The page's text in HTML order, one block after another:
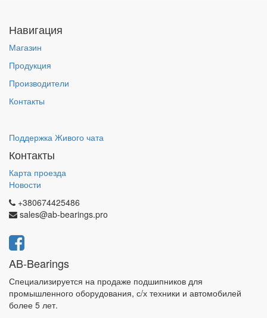
Навигация
Магазин
Продукция
Производители
Контакты
Поддержка Живого чата
Контакты
Карта проезда
Новости
+380674425486
sales@ab-bearings.pro
AB-Bearings
Специализируется на продаже подшипников для
промышленного оборудования, с/х техники и автомобилей
более 5 лет.